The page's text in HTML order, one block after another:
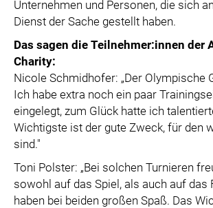
Unternehmen und Personen, die sich
Dienst der Sache gestellt haben.
Das sagen die Teilnehmer:innen der
Charity:
Nicole Schmidhofer: „Der Olympische
Ich habe extra noch ein paar
eingelegt, zum Glück hatte ich
Wichtigste ist der gute Zweck, für den
sind."
Toni Polster: „Bei solchen Turnieren
sowohl auf das Spiel, als auch auf das
haben bei beiden großen Spaß. Das